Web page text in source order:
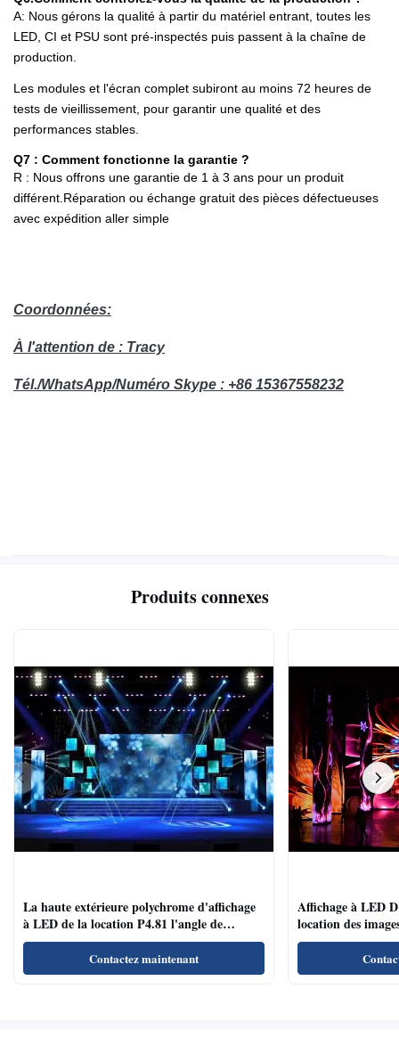
A: Nous gérons la qualité à partir du matériel entrant, toutes les
LED, CI et PSU sont pré-inspectés puis passent à la chaîne de
production.
Les modules et l'écran complet subiront au moins 72 heures de
tests de vieillissement, pour garantir une qualité et des
performances stables.
Q7 : Comment fonctionne la garantie ?
R : Nous offrons une garantie de 1 à 3 ans pour un produit
différent.Réparation ou échange gratuit des pièces défectueuses
avec expédition aller simple
Coordonnées:
À l'attention de : Tracy
Tél./WhatsApp/Numéro Skype : +86 15367558232
Produits connexes
La haute extérieure polychrome d'affichage
à LED de la location P4.81 l'angle de
visualisation large de vitesse de régénération
Contactez maintenant
Affichage à LED
location des
conférences/salles